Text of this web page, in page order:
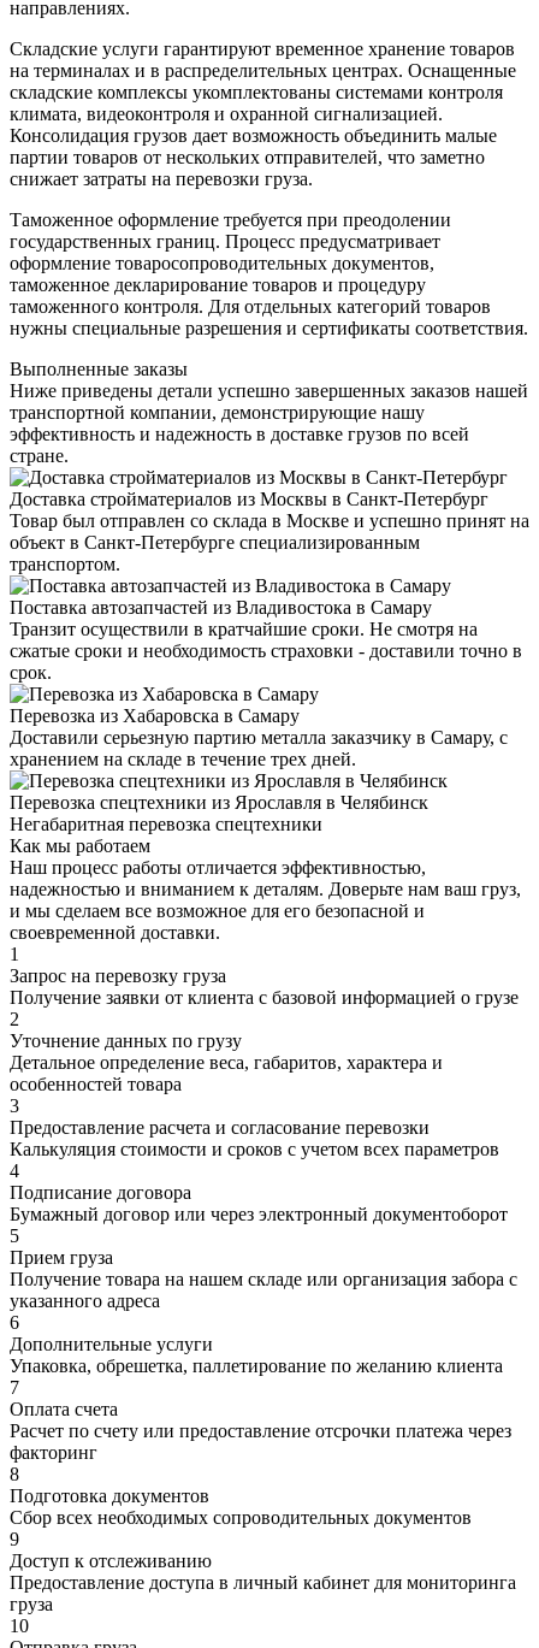
направлениях.
Складские услуги гарантируют временное хранение товаров
на терминалах и в распределительных центрах. Оснащенные
складские комплексы укомплектованы системами контроля
климата, видеоконтроля и охранной сигнализацией.
Консолидация грузов дает возможность объединить малые
партии товаров от нескольких отправителей, что заметно
снижает затраты на перевозки груза.
Таможенное оформление требуется при преодолении
государственных границ. Процесс предусматривает
оформление товаросопроводительных документов,
таможенное декларирование товаров и процедуру
таможенного контроля. Для отдельных категорий товаров
нужны специальные разрешения и сертификаты соответствия.
Выполненные заказы
Ниже приведены детали успешно завершенных заказов нашей
транспортной компании, демонстрирующие нашу
эффективность и надежность в доставке грузов по всей
стране.
Доставка стройматериалов из Москвы в Санкт-Петербург
Товар был отправлен со склада в Москве и успешно принят на
объект в Санкт-Петербурге специализированным
транспортом.
Поставка автозапчастей из Владивостока в Самару
Транзит осуществили в кратчайшие сроки. Не смотря на
сжатые сроки и необходимость страховки - доставили точно в
срок.
Перевозка из Хабаровска в Самару
Доставили серьезную партию металла заказчику в Самару, с
хранением на складе в течение трех дней.
Перевозка спецтехники из Ярославля в Челябинск
Негабаритная перевозка спецтехники
Как мы работаем
Наш процесс работы отличается эффективностью,
надежностью и вниманием к деталям. Доверьте нам ваш груз,
и мы сделаем все возможное для его безопасной и
своевременной доставки.
1
Запрос на перевозку груза
Получение заявки от клиента с базовой информацией о грузе
2
Уточнение данных по грузу
Детальное определение веса, габаритов, характера и
особенностей товара
3
Предоставление расчета и согласование перевозки
Калькуляция стоимости и сроков с учетом всех параметров
4
Подписание договора
Бумажный договор или через электронный документоборот
5
Прием груза
Получение товара на нашем складе или организация забора с
указанного адреса
6
Дополнительные услуги
Упаковка, обрешетка, паллетирование по желанию клиента
7
Оплата счета
Расчет по счету или предоставление отсрочки платежа через
факторинг
8
Подготовка документов
Сбор всех необходимых сопроводительных документов
9
Доступ к отслеживанию
Предоставление доступа в личный кабинет для мониторинга
груза
10